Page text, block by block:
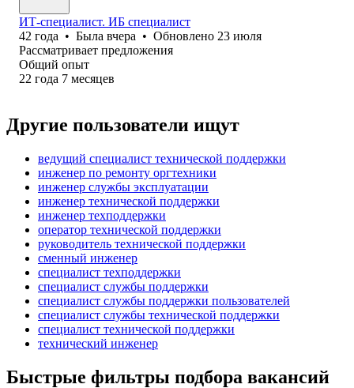
ИТ-специалист. ИБ специалист
42 года • Была вчера • Обновлено 23 июля
Рассматривает предложения
Общий опыт
22 года 7 месяцев
Другие пользователи ищут
ведущий специалист технической поддержки
инженер по ремонту оргтехники
инженер службы эксплуатации
инженер технической поддержки
инженер техподдержки
оператор технической поддержки
руководитель технической поддержки
сменный инженер
специалист техподдержки
специалист службы поддержки
специалист службы поддержки пользователей
специалист службы технической поддержки
специалист технической поддержки
технический инженер
Быстрые фильтры подбора вакансий